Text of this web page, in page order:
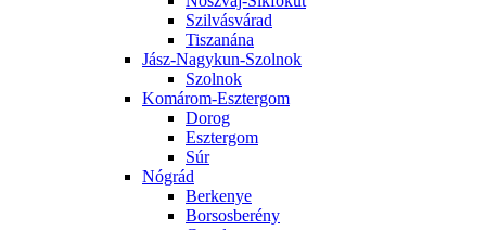
Szilvásvárad
Tiszanána
Jász-Nagykun-Szolnok
Szolnok
Komárom-Esztergom
Dorog
Esztergom
Súr
Nógrád
Berkenye
Borsosberény